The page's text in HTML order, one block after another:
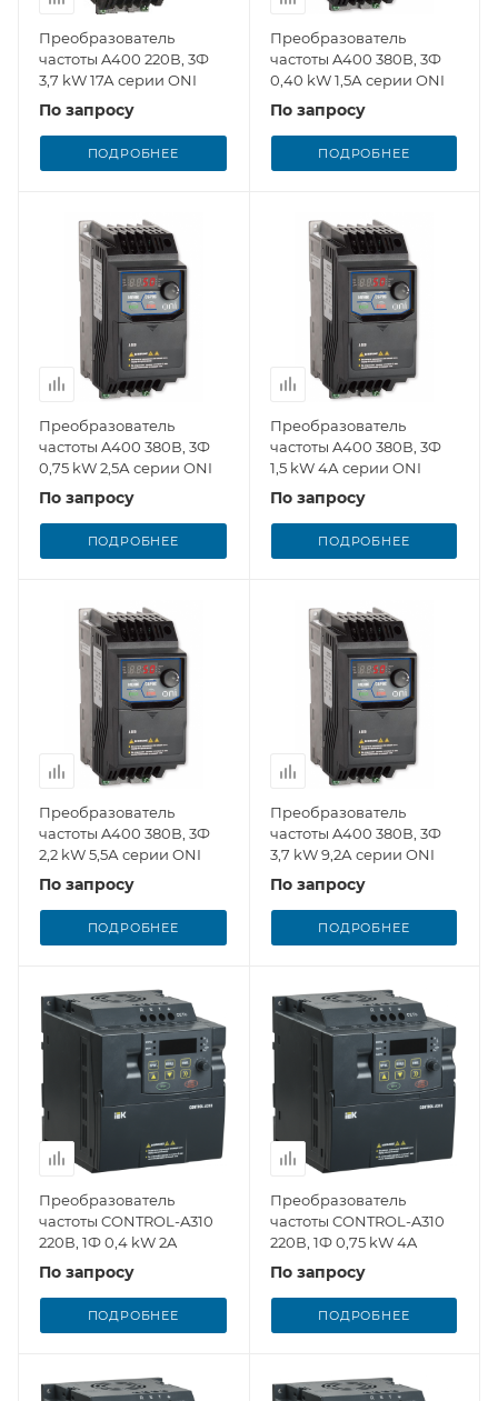
Преобразователь
частоты A400 220В, 3Ф
3,7 kW 17А серии ONI
По запросу
ПОДРОБНЕЕ
Преобразователь
частоты A400 380В, 3Ф
0,40 kW 1,5А серии ONI
По запросу
ПОДРОБНЕЕ
Преобразователь
частоты A400 380В, 3Ф
0,75 kW 2,5А серии ONI
По запросу
ПОДРОБНЕЕ
Преобразователь
частоты A400 380В, 3Ф
1,5 kW 4А серии ONI
По запросу
ПОДРОБНЕЕ
Преобразователь
частоты A400 380В, 3Ф
2,2 kW 5,5А серии ONI
По запросу
ПОДРОБНЕЕ
Преобразователь
частоты A400 380В, 3Ф
3,7 kW 9,2А серии ONI
По запросу
ПОДРОБНЕЕ
Преобразователь
частоты CONTROL-A310
220В, 1Ф 0,4 kW 2A
По запросу
ПОДРОБНЕЕ
Преобразователь
частоты CONTROL-A310
220В, 1Ф 0,75 kW 4A
По запросу
ПОДРОБНЕЕ